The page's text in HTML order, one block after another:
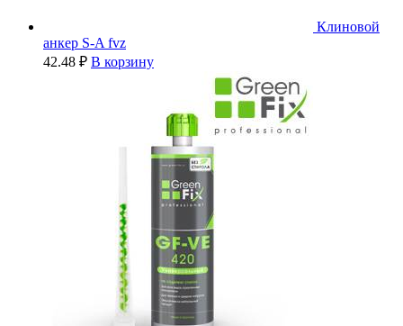
Клиновой
анкер S-A fvz
42.48 ₽ В корзину